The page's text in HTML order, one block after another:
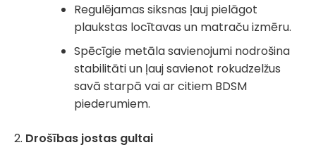
Regulējamas siksnas ļauj pielāgot
plaukstas locītavas un matraču izmēru.
Spēcīgie metāla savienojumi nodrošina
stabilitāti un ļauj savienot rokudzelžus
savā starpā vai ar citiem BDSM
piederumiem.
Drošības jostas gultai